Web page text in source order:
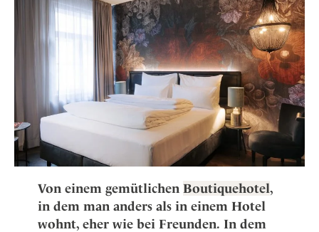
Von einem gemütlichen Boutiquehotel,
in dem man anders als in einem Hotel
wohnt, eher wie bei Freunden. In dem